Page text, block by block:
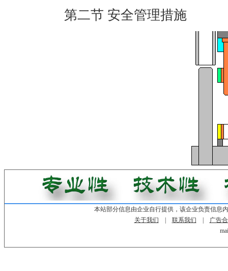
第二节 安全管理措施
本站部分信息由企业自行提供，该企业负责信息
关于我们
联系我们
广告